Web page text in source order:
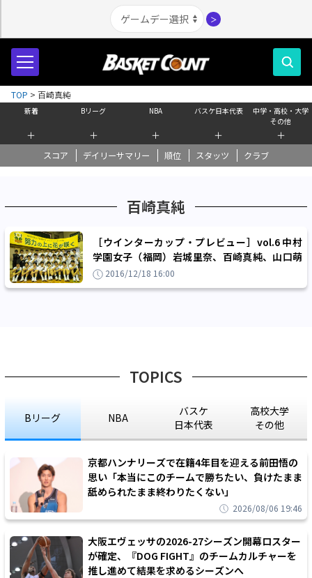
＞
新着
＋
Bリーグ
＋
NBA
＋
バスケ日本代表
＋
中学・高校・大学
その他
＋
スコア デイリーサマリー 順位 スタッツ クラブ
TOP > 百崎真純
百崎真純
［ウインターカップ・プレビュー］vol.6 中村
学園女子（福岡）岩城里奈、百崎真純、山口萌
瑠「初の全国、集大成の大会」
2016/12/18 16:00
TOPICS
Bリーグ NBA
バスケ
日本代表
高校大学
その他
京都ハンナリーズで在籍4年目を迎える前田悟の
思い「本当にこのチームで勝ちたい、負けたまま
舐められたまま終わりたくない」
2026/08/06 19:46
大阪エヴェッサの2026-27シーズン開幕ロスター
が確定、『DOG FIGHT』のチームカルチャーを
推し進めて結果を求めるシーズンへ